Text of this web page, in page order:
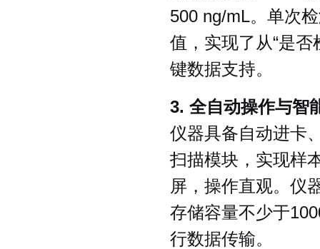
500 ng/mL。单次
值，实现了从“是否
键数据支持。
3. 全自动操作与智
仪器具备自动进卡
扫描模块，实现样
屏，操作直观。仪
存储容量不少于
行数据传输。